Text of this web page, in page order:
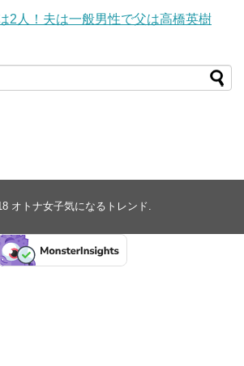
2人！夫は一般男性で父は高橋英樹
オトナ女子気になるトレンド